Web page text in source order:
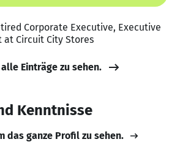
Corporate Executive, Executive
at Circuit City Stores
Einträge zu sehen.
Kenntnisse
das ganze Profil zu sehen.